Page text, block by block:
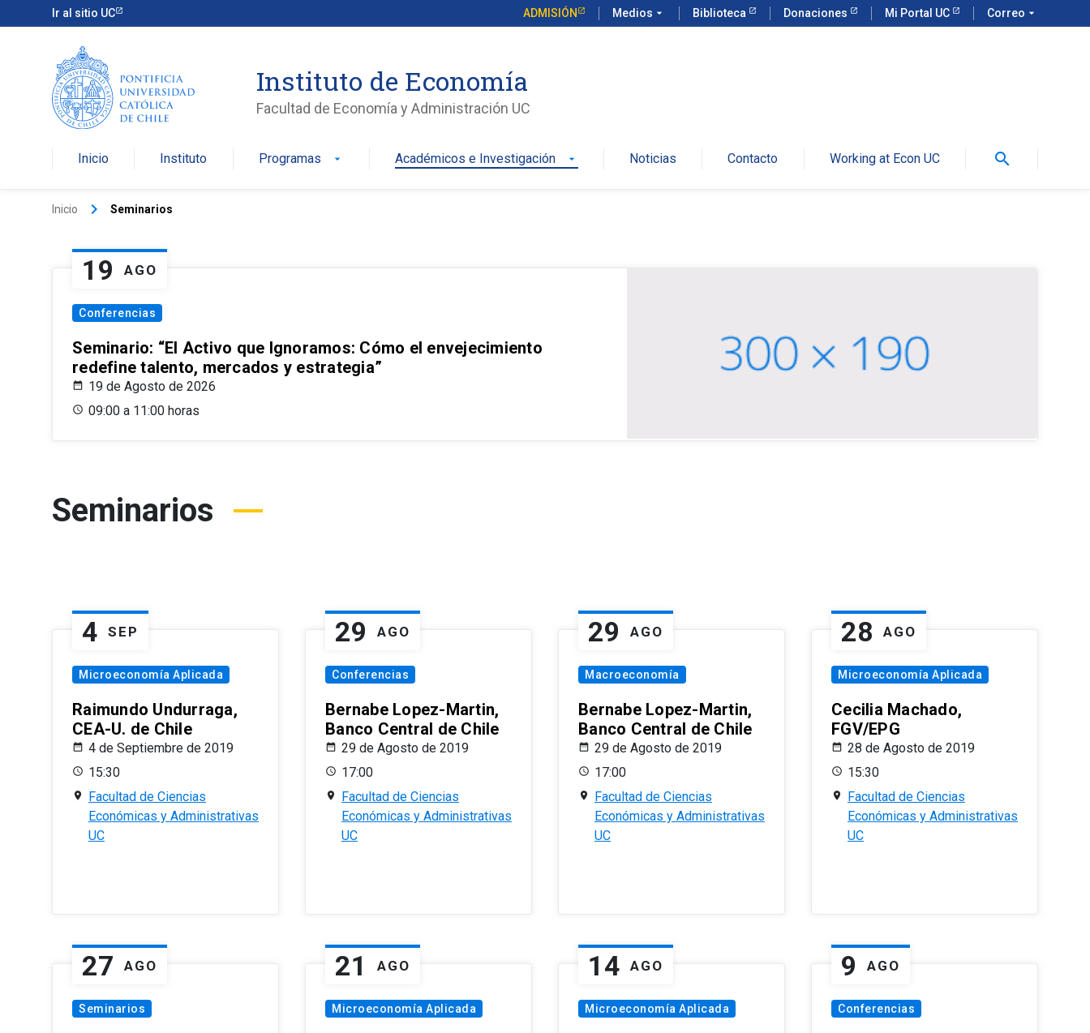
Ir al sitio UC ADMISIÓN Medios arrow_drop_down Biblioteca Donaciones Mi Portal UC Correo arrow_drop_down
Instituto de Economía
Facultad de Economía y Administración UC
Inicio Instituto Programas arrow_drop_down Académicos e Investigación arrow_drop_down Noticias Contacto Working at Econ UC search
Inicio keyboard_arrow_right Seminarios
19 AGO
Conferencias
Seminario: “El Activo que Ignoramos: Cómo el envejecimiento
redefine talento, mercados y estrategia”
19 de Agosto de 2026
09:00 a 11:00 horas
Seminarios
4 SEP
Microeconomía Aplicada
Raimundo Undurraga,
CEA-U. de Chile
4 de Septiembre de 2019
15:30
Facultad de Ciencias
Económicas y Administrativas
UC
29 AGO
Conferencias
Bernabe Lopez-Martin,
Banco Central de Chile
29 de Agosto de 2019
17:00
Facultad de Ciencias
Económicas y Administrativas
UC
29 AGO
Macroeconomía
Bernabe Lopez-Martin,
Banco Central de Chile
29 de Agosto de 2019
17:00
Facultad de Ciencias
Económicas y Administrativas
UC
28 AGO
Microeconomía Aplicada
Cecilia Machado,
FGV/EPG
28 de Agosto de 2019
15:30
Facultad de Ciencias
Económicas y Administrativas
UC
27 AGO
Seminarios
21 AGO
Microeconomía Aplicada
14 AGO
Microeconomía Aplicada
9 AGO
Conferencias